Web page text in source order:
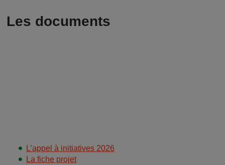
Les documents
L’appel à initiatives 2026
La fiche projet